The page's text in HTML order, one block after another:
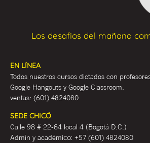
Los desafios del mañana
EN LÍNEA
Todos nuestros cursos dictados con
Google Hangouts y Google Classroom.
ventas: (601) 4824080
SEDE CHICÓ
Calle 98 # 22-64 local 4 (Bogotá D.C.)
Admin y académico: +57 (601) 4824080